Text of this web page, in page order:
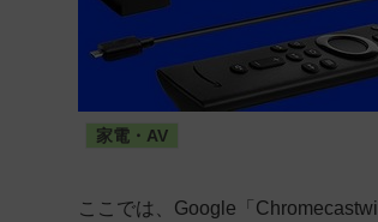
家電・AV
ここでは、Google「